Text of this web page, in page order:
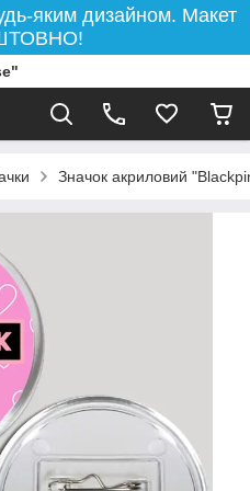
яким дизайном. Макет
Значок акриловий